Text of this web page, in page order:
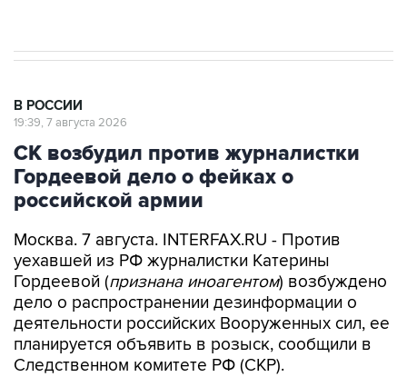
В РОССИИ
19:39, 7 августа 2026
СК возбудил против журналистки
Гордеевой дело о фейках о
российской армии
Москва. 7 августа. INTERFAX.RU - Против
уехавшей из РФ журналистки Катерины
Гордеевой (признана иноагентом) возбуждено
дело о распространении дезинформации о
деятельности российских Вооруженных сил, ее
планируется объявить в розыск, сообщили в
Следственном комитете РФ (СКР).